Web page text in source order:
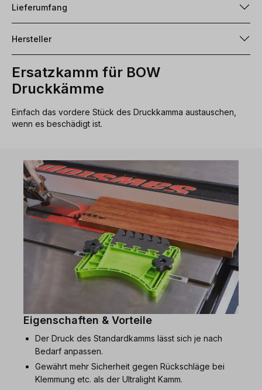
Lieferumfang
Hersteller
Ersatzkamm für BOW
Druckkämme
Einfach das vordere Stück des Druckkamma austauschen,
wenn es beschädigt ist.
Eigenschaften & Vorteile
Der Druck des Standardkamms lässt sich je nach
Bedarf anpassen.
Gewährt mehr Sicherheit gegen Rückschläge bei
Klemmung etc. als der Ultralight Kamm.